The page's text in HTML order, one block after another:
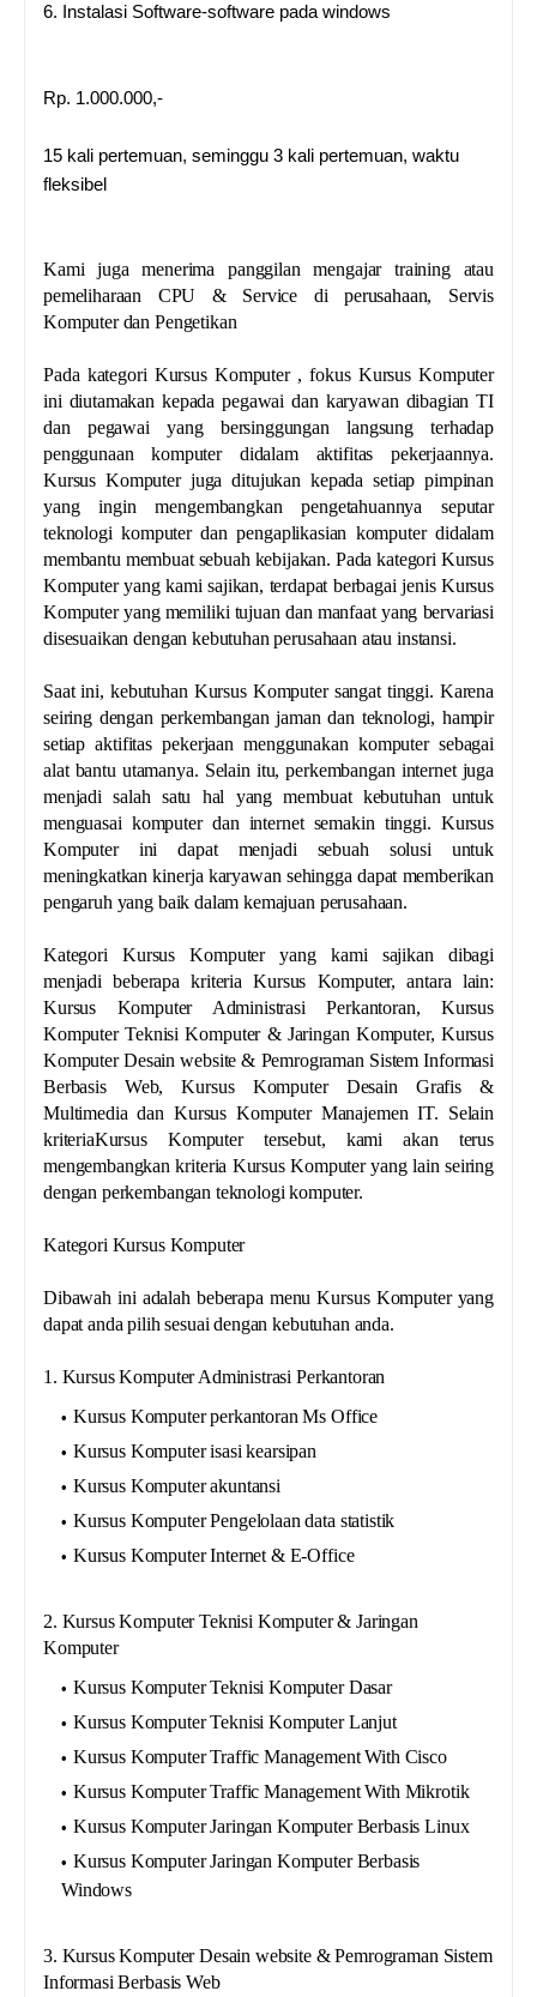
6. Instalasi Software-software pada windows
Rp. 1.000.000,-
15 kali pertemuan, seminggu 3 kali pertemuan, waktu
fleksibel
Kami juga menerima panggilan mengajar training atau
pemeliharaan CPU & Service di perusahaan, Servis
Komputer dan Pengetikan
Pada kategori Kursus Komputer , fokus Kursus Komputer
ini diutamakan kepada pegawai dan karyawan dibagian TI
dan pegawai yang bersinggungan langsung terhadap
penggunaan komputer didalam aktifitas pekerjaannya.
Kursus Komputer juga ditujukan kepada setiap pimpinan
yang ingin mengembangkan pengetahuannya seputar
teknologi komputer dan pengaplikasian komputer didalam
membantu membuat sebuah kebijakan. Pada kategori Kursus
Komputer yang kami sajikan, terdapat berbagai jenis Kursus
Komputer yang memiliki tujuan dan manfaat yang bervariasi
disesuaikan dengan kebutuhan perusahaan atau instansi.
Saat ini, kebutuhan Kursus Komputer sangat tinggi. Karena
seiring dengan perkembangan jaman dan teknologi, hampir
setiap aktifitas pekerjaan menggunakan komputer sebagai
alat bantu utamanya. Selain itu, perkembangan internet juga
menjadi salah satu hal yang membuat kebutuhan untuk
menguasai komputer dan internet semakin tinggi. Kursus
Komputer ini dapat menjadi sebuah solusi untuk
meningkatkan kinerja karyawan sehingga dapat memberikan
pengaruh yang baik dalam kemajuan perusahaan.
Kategori Kursus Komputer yang kami sajikan dibagi
menjadi beberapa kriteria Kursus Komputer, antara lain:
Kursus Komputer Administrasi Perkantoran, Kursus
Komputer Teknisi Komputer & Jaringan Komputer, Kursus
Komputer Desain website & Pemrograman Sistem Informasi
Berbasis Web, Kursus Komputer Desain Grafis &
Multimedia dan Kursus Komputer Manajemen IT. Selain
kriteriaKursus Komputer tersebut, kami akan terus
mengembangkan kriteria Kursus Komputer yang lain seiring
dengan perkembangan teknologi komputer.
Kategori Kursus Komputer
Dibawah ini adalah beberapa menu Kursus Komputer yang
dapat anda pilih sesuai dengan kebutuhan anda.
1. Kursus Komputer Administrasi Perkantoran
Kursus Komputer perkantoran Ms Office
Kursus Komputer isasi kearsipan
Kursus Komputer akuntansi
Kursus Komputer Pengelolaan data statistik
Kursus Komputer Internet & E-Office
2. Kursus Komputer Teknisi Komputer & Jaringan
Komputer
Kursus Komputer Teknisi Komputer Dasar
Kursus Komputer Teknisi Komputer Lanjut
Kursus Komputer Traffic Management With Cisco
Kursus Komputer Traffic Management With Mikrotik
Kursus Komputer Jaringan Komputer Berbasis Linux
Kursus Komputer Jaringan Komputer Berbasis
Windows
3. Kursus Komputer Desain website & Pemrograman Sistem
Informasi Berbasis Web